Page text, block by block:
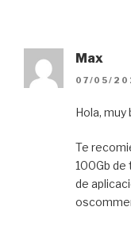
Max
07/05/
Hola,
Te
100Gb
de